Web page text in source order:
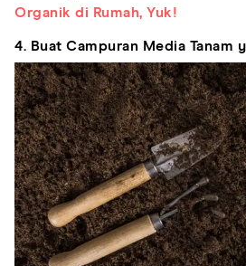
Organik di Rumah, Yuk!
4. Buat Campuran Media Tanam